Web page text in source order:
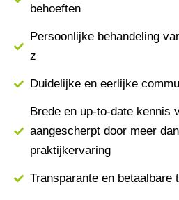
behoeften
Persoonlijke behandeling
z
Duidelijke en eerlijke
Brede en up-to-date kennis
aangescherpt door meer
praktijkervaring
Transparante en betaalbare